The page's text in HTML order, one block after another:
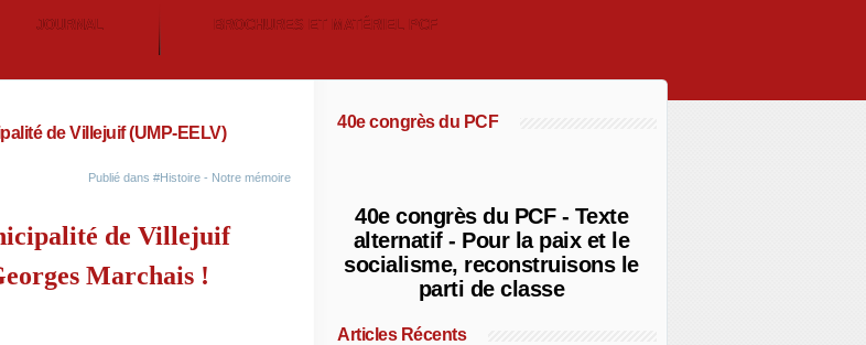
JOURNAL BROCHURES ET MATÉRIEL PCF
de Villejuif (UMP-EELV)
Publié dans #Histoire - Notre mémoire
de Villejuif
Marchais !
40e congrès du PCF
40e congrès du PCF - Texte
alternatif - Pour la paix et le
socialisme, reconstruisons le
parti de classe
Articles Récents